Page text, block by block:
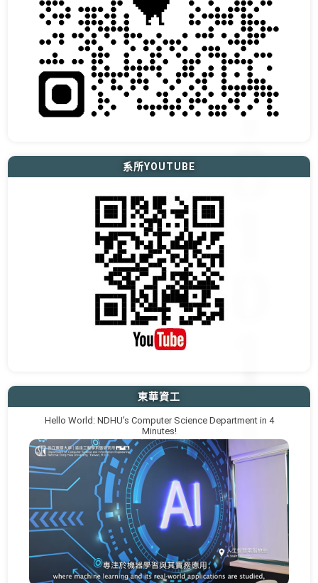
系所YOUTUBE
東華資工
Hello World: NDHU’s Computer Science Department in 4
Minutes!